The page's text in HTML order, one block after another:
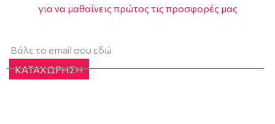
για να μαθαίνεις πρώτος τις προσφορές μας
ΚΑΤΑΧΩΡΗΣΗ